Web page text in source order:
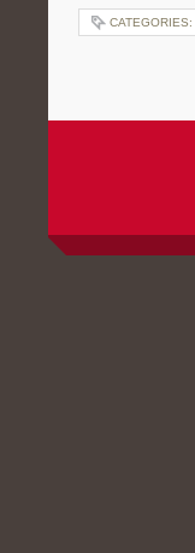
CATEGORIES: